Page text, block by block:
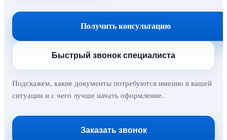
Получить консультацию
Быстрый звонок специалиста
Подскажем, какие документы потребуются именно в вашей
ситуации и с чего лучше начать оформление.
Заказать звонок